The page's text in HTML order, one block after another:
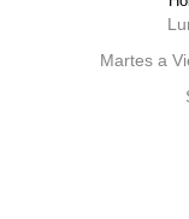
Martes a